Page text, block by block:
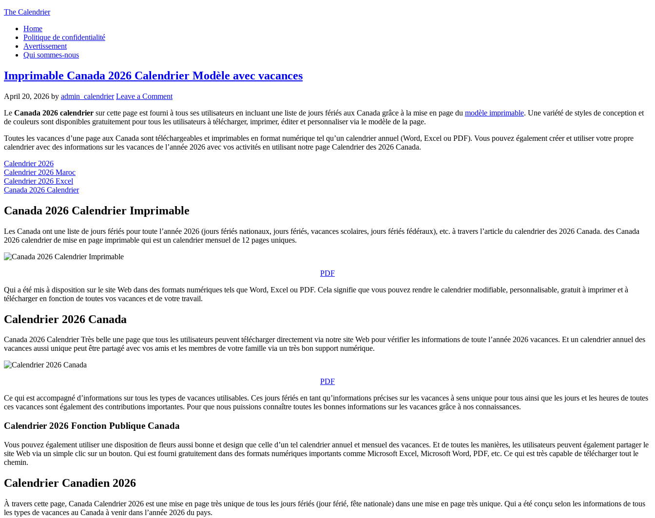
The Calendrier
Home
Politique de confidentialité
Avertissement
Qui sommes-nous
Imprimable Canada 2026 Calendrier Modèle avec vacances
April 20, 2026 by admin_calendrier Leave a Comment
Le Canada 2026 calendrier sur cette page est fourni à tous ses utilisateurs en incluant une liste de jours fériés aux Canada grâce à la mise en page du modèle imprimable. Une variété de styles de conception et
de couleurs sont disponibles gratuitement pour tous les utilisateurs à télécharger, imprimer, éditer et personnaliser via le modèle de la page.
Toutes les vacances d’une page aux Canada sont téléchargeables et imprimables en format numérique tel qu’un calendrier annuel (Word, Excel ou PDF). Vous pouvez également créer et utiliser votre propre
calendrier avec des informations sur les vacances de l’année 2026 avec vos activités en utilisant notre page Calendrier des 2026 Canada.
Calendrier 2026
Calendrier 2026 Maroc
Calendrier 2026 Excel
Canada 2026 Calendrier
Canada 2026 Calendrier Imprimable
Les Canada ont une liste de jours fériés pour toute l’année 2026 (jours fériés nationaux, jours fériés, vacances scolaires, jours fériés fédéraux), etc. à travers l’article du calendrier des 2026 Canada. des Canada
2026 calendrier de mise en page imprimable qui est un calendrier mensuel de 12 pages uniques.
PDF
Qui a été mis à disposition sur le site Web dans des formats numériques tels que Word, Excel ou PDF. Cela signifie que vous pouvez rendre le calendrier modifiable, personnalisable, gratuit à imprimer et à
télécharger en fonction de toutes vos vacances et de votre travail.
Calendrier 2026 Canada
Canada 2026 Calendrier Très belle une page que tous les utilisateurs peuvent télécharger directement via notre site Web pour vérifier les informations de toute l’année 2026 vacances. Et un calendrier annuel des
vacances aussi unique peut être partagé avec vos amis et les membres de votre famille via un très bon support numérique.
PDF
Ce qui est accompagné d’informations sur tous les types de vacances utilisables. Ces jours fériés en tant qu’informations précises sur les vacances à sens unique pour tous ainsi que les jours et les heures de toutes
ces vacances sont également des contributions importantes. Pour que nous puissions connaître toutes les bonnes informations sur les vacances grâce à nos connaissances.
Calendrier 2026 Fonction Publique Canada
Vous pouvez également utiliser une disposition de fleurs aussi bonne et design que celle d’un tel calendrier annuel et mensuel des vacances. Et de toutes les manières, les utilisateurs peuvent également partager le
site Web via un simple clic sur un bouton. Qui est fourni gratuitement dans des formats numériques importants comme Microsoft Excel, Microsoft Word, PDF, etc. Ce qui est très capable de télécharger tout le
chemin.
Calendrier Canadien 2026
À travers cette page, Canada Calendrier 2026 est une mise en page très unique de tous les jours fériés (jour férié, fête nationale) dans une mise en page très unique. Qui a été conçu selon les informations de tous
les types de vacances au Canada à venir dans l’année 2026 du pays.